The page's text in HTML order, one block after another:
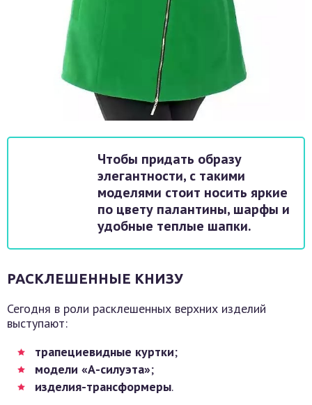
Чтобы придать образу
элегантности, с такими
моделями стоит носить яркие
по цвету палантины, шарфы и
удобные теплые шапки.
РАСКЛЕШЕННЫЕ КНИЗУ
Сегодня в роли расклешенных верхних изделий
выступают:
трапециевидные куртки;
модели «А-силуэта»;
изделия-трансформеры.